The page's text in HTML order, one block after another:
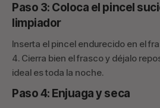
Paso 3: Coloca el pincel
limpiador
Inserta el pincel endurecido en el
4. Cierra bien el frasco y déjalo
ideal es toda la noche.
Paso 4: Enjuaga y seca